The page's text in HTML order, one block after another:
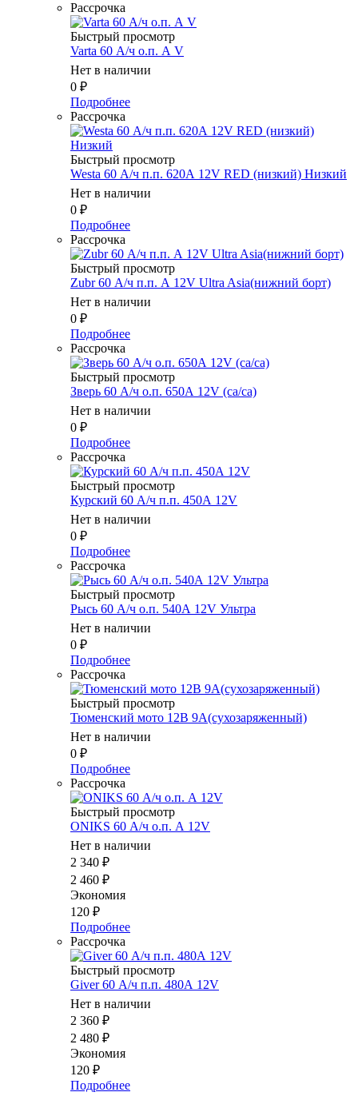
Рассрочка
Быстрый просмотр
Varta 60 А/ч о.п. А V
Нет в наличии
0 ₽
Подробнее
Рассрочка
Быстрый просмотр
Westa 60 А/ч п.п. 620А 12V RED (низкий) Низкий
Нет в наличии
0 ₽
Подробнее
Рассрочка
Быстрый просмотр
Zubr 60 А/ч п.п. А 12V Ultra Asia(нижний борт)
Нет в наличии
0 ₽
Подробнее
Рассрочка
Быстрый просмотр
Зверь 60 А/ч о.п. 650А 12V (ca/ca)
Нет в наличии
0 ₽
Подробнее
Рассрочка
Быстрый просмотр
Курский 60 А/ч п.п. 450А 12V
Нет в наличии
0 ₽
Подробнее
Рассрочка
Быстрый просмотр
Рысь 60 А/ч о.п. 540А 12V Ультра
Нет в наличии
0 ₽
Подробнее
Рассрочка
Быстрый просмотр
Тюменский мото 12В 9А(сухозаряженный)
Нет в наличии
0 ₽
Подробнее
Рассрочка
Быстрый просмотр
ONIKS 60 А/ч о.п. А 12V
Нет в наличии
2 340 ₽
2 460 ₽
Экономия
120 ₽
Подробнее
Рассрочка
Быстрый просмотр
Giver 60 А/ч п.п. 480А 12V
Нет в наличии
2 360 ₽
2 480 ₽
Экономия
120 ₽
Подробнее